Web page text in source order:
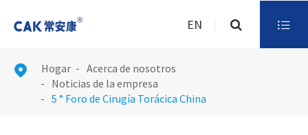
EN 
 Hogar
Acerca de nosotros
Noticias de la empresa
5 ° Foro de Cirugía Torácica China